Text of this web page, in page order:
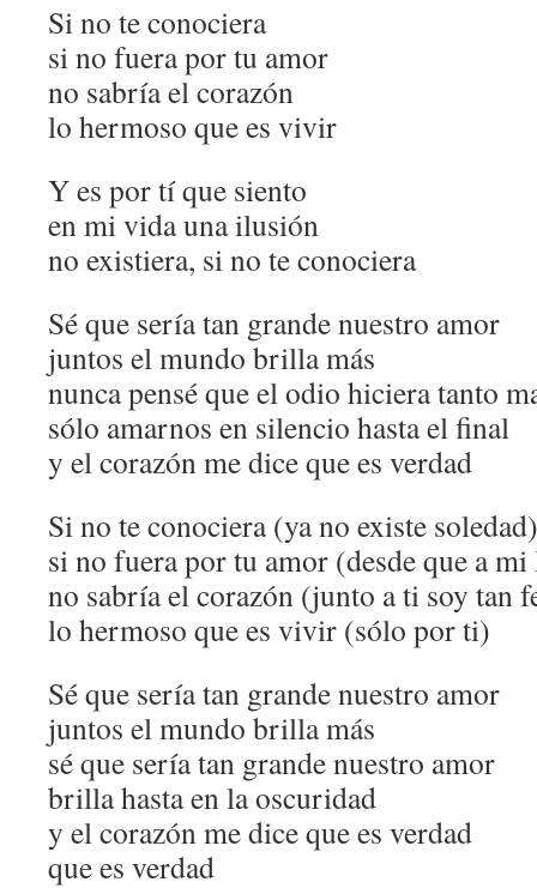
Si no te conociera
si no fuera por tu amor
no sabría el corazón
lo hermoso que es vivir
Y es por tí que siento
en mi vida una ilusión
no existiera, si no te conociera
Sé que sería tan grande nuestro amor
juntos el mundo brilla más
nunca pensé que el odio hiciera tanto
sólo amarnos en silencio hasta el final
y el corazón me dice que es verdad
Si no te conociera (ya no existe soledad)
si no fuera por tu amor (desde que a mi
no sabría el corazón (junto a ti soy tan
lo hermoso que es vivir (sólo por ti)
Sé que sería tan grande nuestro amor
juntos el mundo brilla más
sé que sería tan grande nuestro amor
brilla hasta en la oscuridad
y el corazón me dice que es verdad
que es verdad